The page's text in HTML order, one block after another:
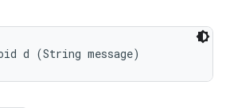
d (String message)